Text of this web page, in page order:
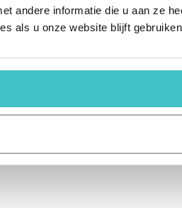
andere informatie die u aan ze
als u onze website blijft